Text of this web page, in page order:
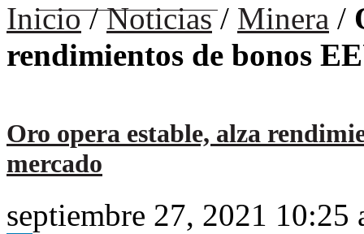
Inicio/Noticias/ Minera /
rendimientos de bonos
Oro opera estable, alza
mercado
septiembre 27, 2021 10:25